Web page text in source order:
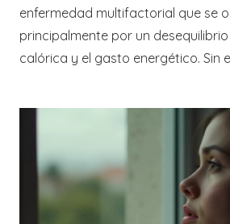
enfermedad multifactorial que se
principalmente por un
calórica y el gasto energético. Sin